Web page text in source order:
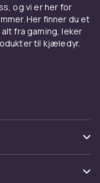
og vi er her for
Her finner du et
fra gaming, leker
til kjæledyr.